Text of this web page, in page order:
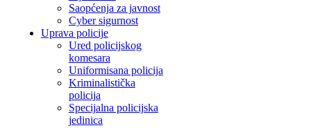
Saopćenja za javnost
Cyber sigurnost
Uprava policije
Ured policijskog
komesara
Uniformisana policija
Kriminalistička
policija
Specijalna policijska
jedinica